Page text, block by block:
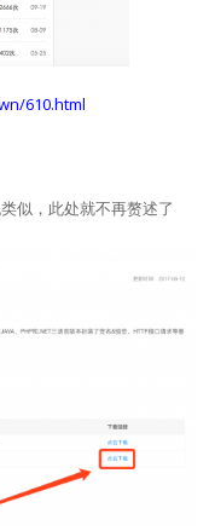
610.html
似，此处就不再赘述了